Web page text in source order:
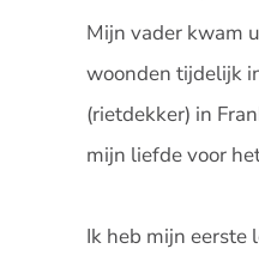
Mijn vader kwam
woonden tijdelijk
(rietdekker) in
mijn liefde voor
Ik heb mijn eerste